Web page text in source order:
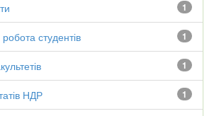
1
1
студентів
1
1
НДР